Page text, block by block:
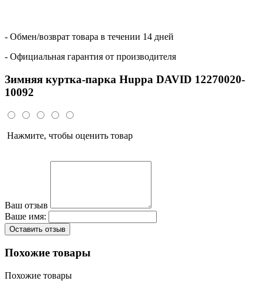
- Обмен/возврат товара в течении 14 дней
- Официальная гарантия от производителя
Зимняя куртка-парка Huppa DAVID 12270020-
10092
Нажмите, чтобы оценить товар
Ваш отзыв
Ваше имя:
Оставить отзыв
Похожие товары
Похожие товары